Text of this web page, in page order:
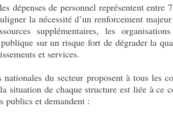
dépenses de personnel représentent entre
la nécessité d’un renforcement
supplémentaires, les
sur un risque fort de dégrader la
et services.
du secteur proposent à tous les
situation de chaque structure est liée à ce
publics et demandent :